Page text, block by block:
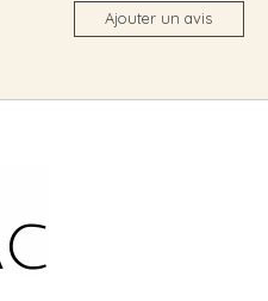
Ajouter un avis